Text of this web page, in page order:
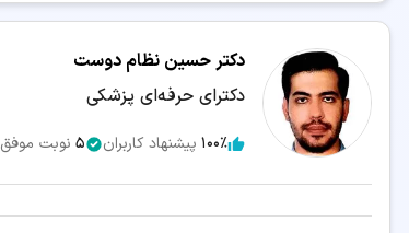
دکتر حسین نظام دوست
دکترای حرفه‌ای پزشکی
100٪ پیشنهاد کاربران 5 نوبت موفق